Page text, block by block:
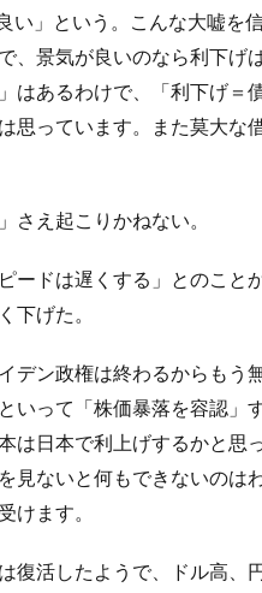
い」という。こんな大嘘を
、景気が良いのなら利下げ
はあるわけで、「利下げ＝
思っています。また莫大な
さえ起こりかねない。
ードは遅くする」とのこと
下げた。
デン政権は終わるからもう
いって「株価暴落を容認」
は日本で利上げするかと思
見ないと何もできないのは
けます。
復活したようで、ドル高、